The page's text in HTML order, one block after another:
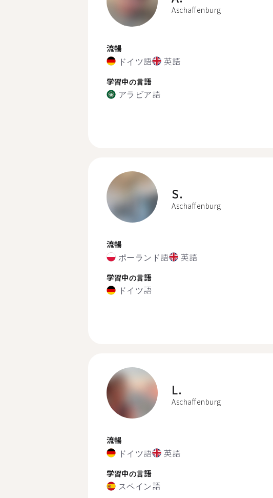
Aschaffenburg
流暢
ドイツ語 英語
学習中の言語
アラビア語
S.
Aschaffenburg
流暢
ポーランド語 英語
学習中の言語
ドイツ語
L.
Aschaffenburg
流暢
ドイツ語 英語
学習中の言語
スペイン語